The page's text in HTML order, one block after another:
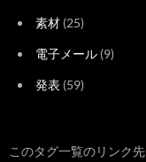
素材 (25)
電子メール (9)
発表 (59)
このタグ一覧のリンク